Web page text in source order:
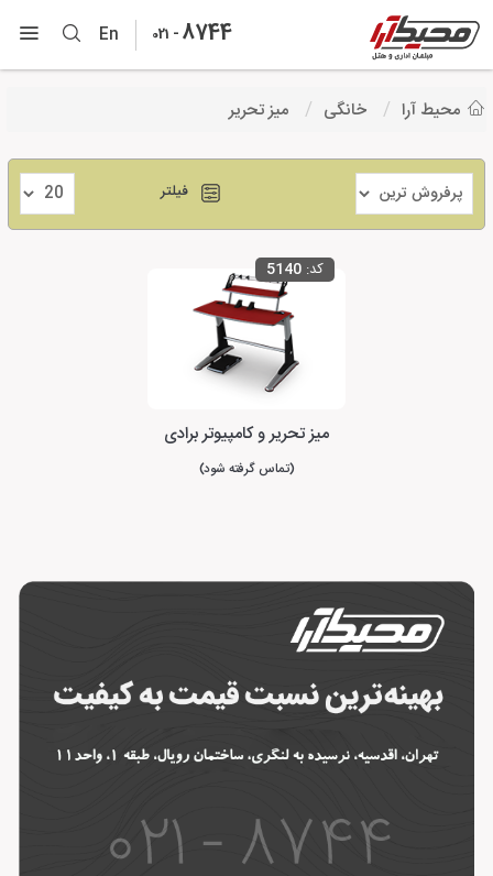
En 021 -8744
محیط آرا خانگی میز تحریر
فیلتر
کد: 5140
میز تحریر و کامپیوتر برادی
(تماس گرفته شود)